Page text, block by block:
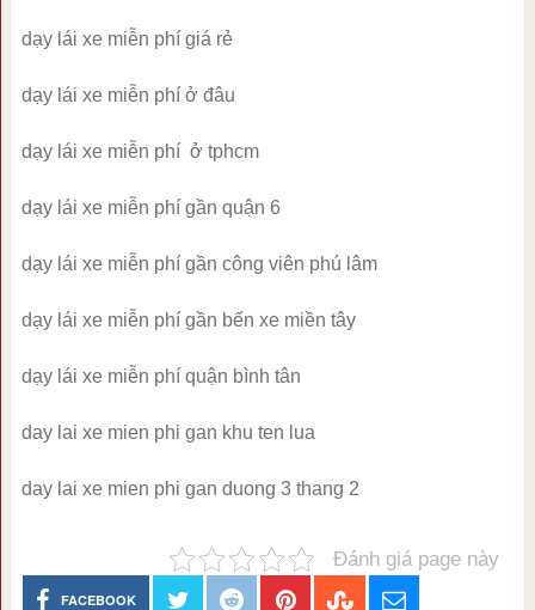
dạy lái xe miễn phí giá rẻ
dạy lái xe miễn phí ở đâu
dạy lái xe miễn phí ở tphcm
dạy lái xe miễn phí gần quận 6
dạy lái xe miễn phí gần công viên phú lâm
dạy lái xe miễn phí gần bến xe miền tây
dạy lái xe miễn phí quận bình tân
day lai xe mien phi gan khu ten lua
day lai xe mien phi gan duong 3 thang 2
Đánh giá page này
FACEBOOK